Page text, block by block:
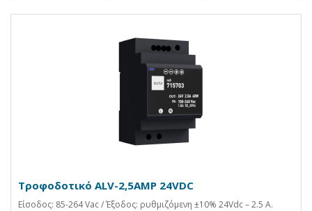
Τροφοδοτικό ALV-2,5AMP 24VDC
Είσοδος: 85-264 Vac / Έξοδος: ρυθμιζόμενη ±10% 24Vdc – 2.5 A.